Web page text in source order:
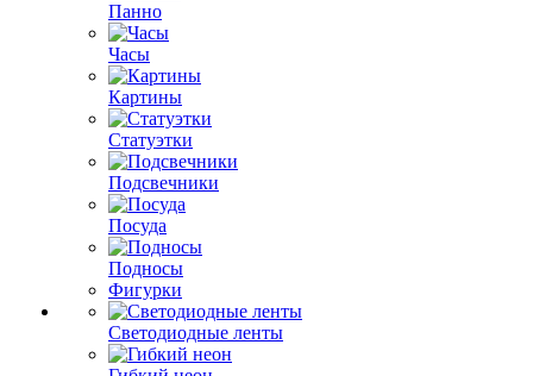
Панно
Часы
Картины
Статуэтки
Подсвечники
Посуда
Подносы
Фигурки
Светодиодные ленты